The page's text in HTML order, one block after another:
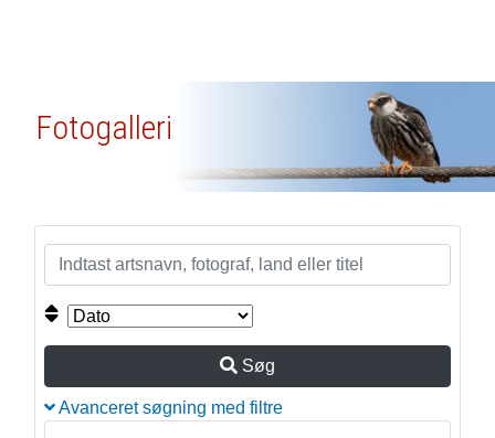
Fotogalleri
Søg
Avanceret søgning med filtre